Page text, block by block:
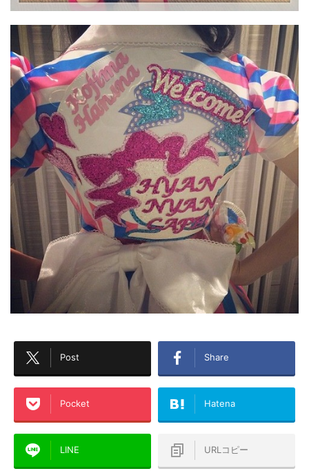
Post Share
Pocket Hatena
LINE URLコピー